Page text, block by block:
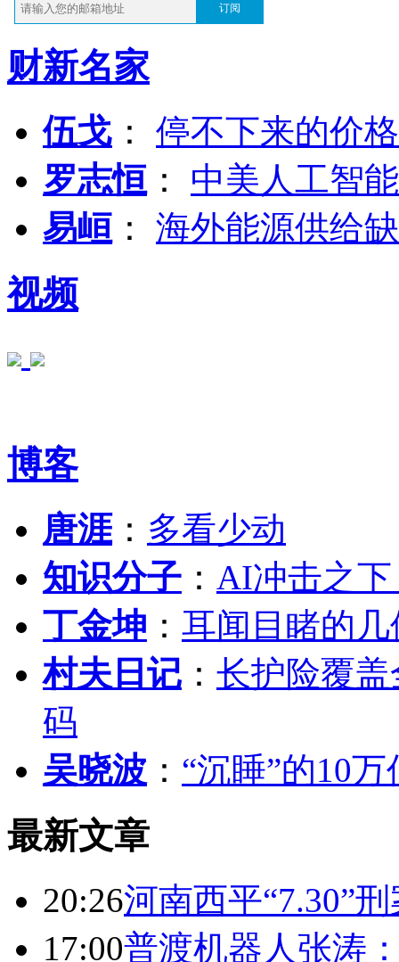
订阅
财新名家
伍戈 ： 停不下来的价
罗志恒 ： 中美人工智
易峘 ： 海外能源供给
视频
博客
唐涯： 多看少动
知识分子 ： AI冲击之
丁金坤 ： 耳闻目睹的
村夫日记 ： 长护险覆
码
吴晓波 ： “沉睡”的10
最新文章
20:26河南西平“7.30”
17:00普渡机器人张涛